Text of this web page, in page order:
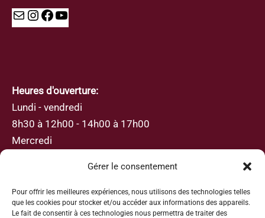
Gérer le consentement
Pour offrir les meilleures expériences, nous utilisons des technologies telles
que les cookies pour stocker et/ou accéder aux informations des appareils.
Le fait de consentir à ces technologies nous permettra de traiter des
MailInstagram
Facebook
Heures d'ouverture:
Lundi - vendredi
8h30 à 12h00 - 14h00 à 17h00
Mercredi